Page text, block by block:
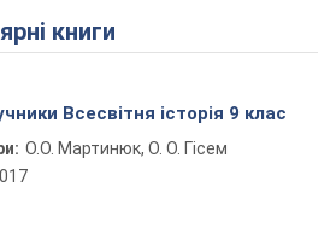
Play Video
книги
Всесвітня історія 9 клас
О.О. Мартинюк, О. О. Гісем